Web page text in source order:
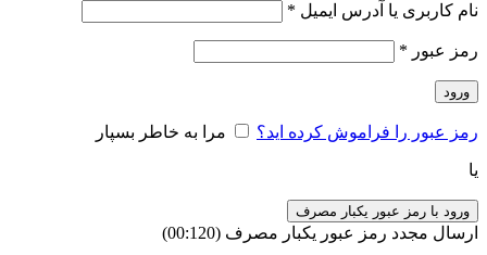
نام کاربری یا آدرس ایمیل *
رمز عبور *
ورود
رمز عبور را فراموش کرده اید؟ مرا به خاطر بسپار
یا
ورود با رمز عبور یکبار مصرف
ارسال مجدد رمز عبور یکبار مصرف (00:
120
)